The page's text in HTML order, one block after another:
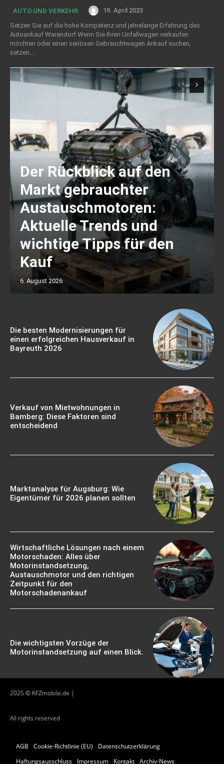
AUTO UND VERKEHR
19. April 2023
Setzen Sie auf die hohe Kompetenz und jahrelange Erfahrung des
Autoankauf Warendorf Wenn Sie Ihren Unfallwagen verkaufen
möchten oder einen seriösen Gebrauchtwagen Ankauf suchen,
setzen...
Der Rückblick auf den
Markt gebrauchter
Austauschmotoren:
Aktuelle Trends und
wichtige Tipps für den
Kauf
6. August 2026
Die besten Modernisierungen für
einen erfolgreichen Hausverkauf in
Bayreuth 2026
Verkauf von Mietwohnungen in
Bamberg: Diese Faktoren sind
entscheidend
Marktanalyse für Augsburg: Wie
Eigentümer für 2026 planen sollten
Wirtschaftliche Lösungen nach einem
Motorschaden: Alles über
Motorinstandsetzung,
Austauschmotor und den richtigen
Zeitpunkt für den
Motorschadenankauf
Die wichtigsten Vorzüge der
Motorinstandsetzung auf einen Blick.
2025 © KFZmobile.de |
All rights reserved
AGB Cookie-Richtlinie (EU)
Datenschutzerklärung
Haftungsausschluss
Impressum Kontakt Archiv-News